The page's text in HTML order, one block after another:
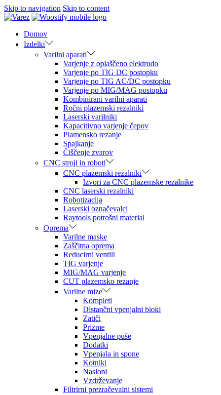
Skip to navigation Skip to content
Domov
Izdelki
Varilni aparati
Varjenje z oplaščeno elektrodo
Varjenje po TIG DC postopku
Varjenje po TIG AC/DC postopku
Varjenje po MIG/MAG postopku
Kombinirani varilni aparati
Ročni plazemski rezalniki
Laserski varilniki
Kapacitivno varjenje čepov
Plamensko rezanje
Spajkanje
Čiščenje zvarov
CNC stroji in roboti
CNC plazemski rezalniki
Izvori za CNC plazemske rezalnike
CNC laserski rezalniki
Robotizacija
Laserski označevalci
Raytools potrošni material
Oprema
Varilne maske
Zaščitna oprema
Reducirni ventili
TIG varjenje
MIG/MAG varjenje
CUT plazemsko rezanje
Varilne mize
Kompleti
Distančni vpenjalni bloki
Zatiči
Prizme
Vpenjalne puše
Dodatki
Vpenjala in spone
Kotniki
Nasloni
Vzdrževanje
Filtrirni prezračevalni sistemi